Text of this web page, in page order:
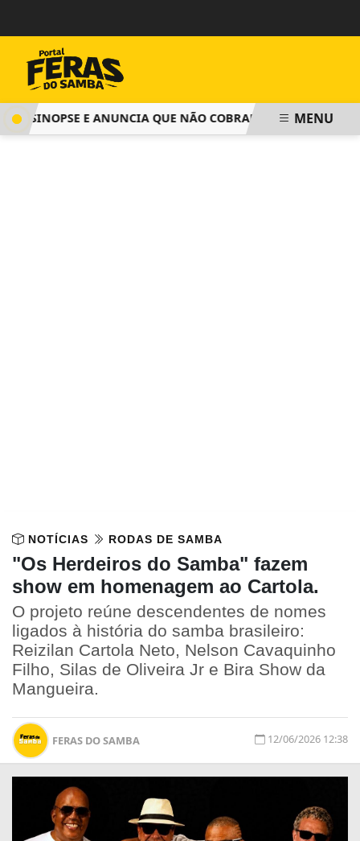
SINOPSE E ANUNCIA QUE NÃO COBRARÁ TAXA DEMENU
NOTÍCIAS RODAS DE SAMBA
"Os Herdeiros do Samba" fazem
show em homenagem ao Cartola.
O projeto reúne descendentes de nomes
ligados à história do samba brasileiro:
Reizilan Cartola Neto, Nelson Cavaquinho
Filho, Silas de Oliveira Jr e Bira Show da
Mangueira.
FERAS DO SAMBA 12/06/2026 12:38